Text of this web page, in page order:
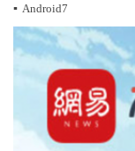
▪ Android7